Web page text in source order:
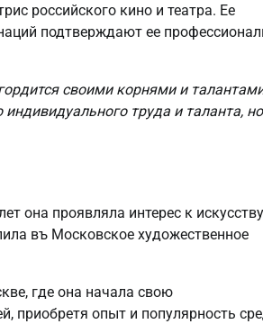
российского кино и театра. Ее
подтверждают ее
своими корнями и
труда и таланта,
она проявляла интерес к
въ Московское художественное
где она начала свою
приобретя опыт и популярность